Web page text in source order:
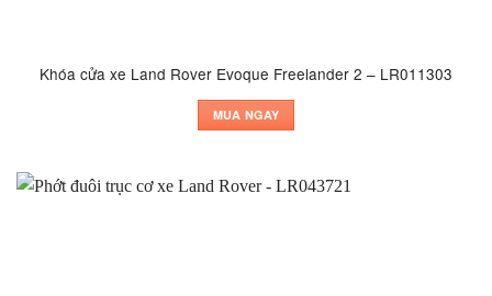
Khóa cửa xe Land Rover Evoque Freelander 2 – LR011303
MUA NGAY